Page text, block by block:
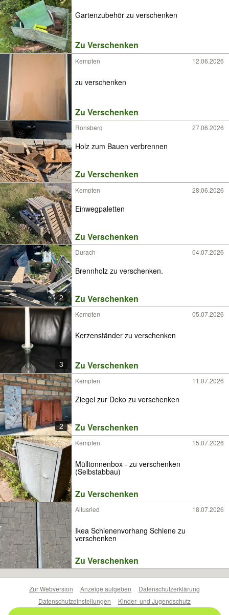
Gartenzubehör zu verschenken
Zu Verschenken
Kempten 12.06.2026
zu verschenken
Zu Verschenken
Ronsberg 27.06.2026
Holz zum Bauen verbrennen
Zu Verschenken
Kempten 28.06.2026
Einwegpaletten
Zu Verschenken
2
Durach 04.07.2026
Brennholz zu verschenken.
Zu Verschenken
3
Kempten 05.07.2026
Kerzenständer zu verschenken
Zu Verschenken
2
Kempten 11.07.2026
Ziegel zur Deko zu verschenken
Zu Verschenken
Kempten 15.07.2026
Mülltonnenbox - zu verschenken
(Selbstabbau)
Zu Verschenken
Altusried 18.07.2026
Ikea Schienenvorhang Schiene zu
verschenken
Zu Verschenken
Zur Webversion Anzeige aufgeben
Datenschutzerklärung
Datenschutzeinstellungen
Kinder- und Jugendschutz